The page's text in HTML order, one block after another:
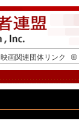
映画関連団体リンク